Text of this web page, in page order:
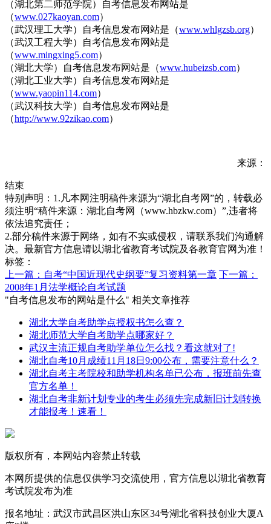
（湖北第二师范学院）自考信息发布网站是
（www.027kaoyan.com）
（武汉理工大学）自考信息发布网站是（www.whlgzsb.org）
（武汉工程大学）自考信息发布网站是
（www.mingxing5.com）
（湖北大学）自考信息发布网站是（www.hubeizsb.com）
（湖北工业大学）自考信息发布网站是
（www.yaopin114.com）
（武汉科技大学）自考信息发布网站是
（http://www.92zikao.com）
来源：
结束
特别声明：1.凡本网注明稿件来源为“湖北自考网”的，转载必
须注明“稿件来源：湖北自考网（www.hbzkw.com）”,违者将
依法追究责任；
2.部分稿件来源于网络，如有不实或侵权，请联系我们沟通解
决。最新官方信息请以湖北省教育考试院及各教育官网为准！
标签：
上一篇：自考“中国近现代史纲要”复习资料第一章 下一篇：
2008年1月法学概论自考试题
"自考信息发布的网站是什么" 相关文章推荐
湖北大学自考助学点授权书怎么查？
湖北师范大学自考助学点哪家好？
武汉主流正规自考助学单位怎么找？看这就对了!
湖北自考10月成绩11月18日9:00公布，需要注意什么？
湖北自考主考院校和助学机构名单已公布，报班前先查
官方名单！
湖北自考非新计划专业的考生必须先完成新旧计划转换
才能报考！速看！
版权所有，本网站内容禁止转载
本网所提供的信息仅供学习交流使用，官方信息以湖北省教育
考试院发布为准
报名地址：武汉市武昌区洪山东区34号湖北省科技创业大厦A